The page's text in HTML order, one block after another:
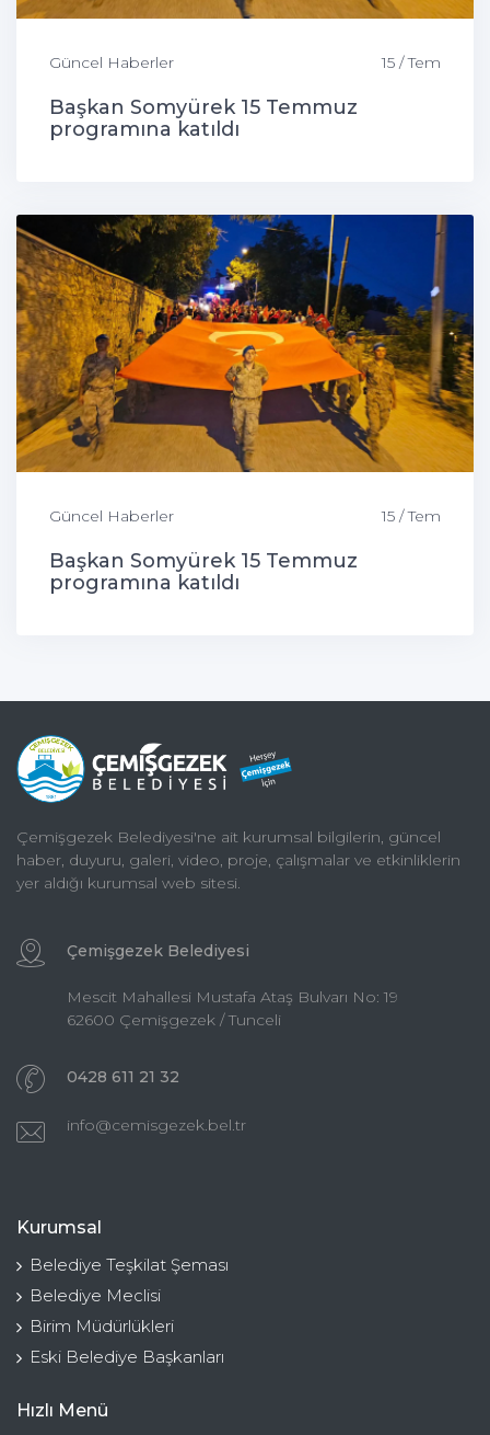
Güncel Haberler 15 / Tem
Başkan Somyürek 15 Temmuz
programına katıldı
Güncel Haberler 15 / Tem
Başkan Somyürek 15 Temmuz
programına katıldı
Çemişgezek Belediyesi'ne ait kurumsal bilgilerin, güncel
haber, duyuru, galeri, video, proje, çalışmalar ve etkinliklerin
yer aldığı kurumsal web sitesi.
Çemişgezek Belediyesi
Mescit Mahallesi Mustafa Ataş Bulvarı No: 19
62600 Çemişgezek / Tunceli
0428 611 21 32
info@cemisgezek.bel.tr
Kurumsal
Belediye Teşkilat Şeması
Belediye Meclisi
Birim Müdürlükleri
Eski Belediye Başkanları
Hızlı Menü